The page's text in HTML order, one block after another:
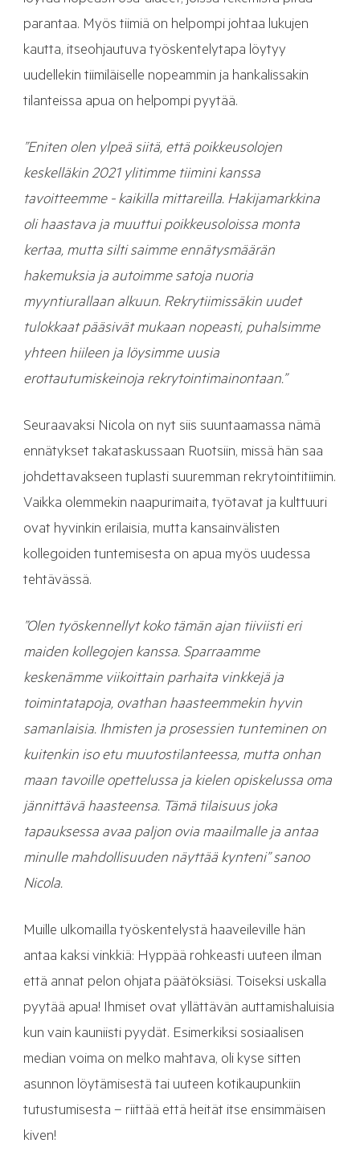
parantaa. Myös tiimiä on helpompi johtaa lukujen
kautta, itseohjautuva työskentelytapa löytyy
uudellekin tiimiläiselle nopeammin ja hankalissakin
tilanteissa apua on helpompi pyytää.
”Eniten olen ylpeä siitä, että poikkeusolojen
keskelläkin 2021 ylitimme tiimini kanssa
tavoitteemme - kaikilla mittareilla. Hakijamarkkina
oli haastava ja muuttui poikkeusoloissa monta
kertaa, mutta silti saimme ennätysmäärän
hakemuksia ja autoimme satoja nuoria
myyntiurallaan alkuun. Rekrytiimissäkin uudet
tulokkaat pääsivät mukaan nopeasti, puhalsimme
yhteen hiileen ja löysimme uusia
erottautumiskeinoja rekrytointimainontaan.”
Seuraavaksi Nicola on nyt siis suuntaamassa nämä
ennätykset takataskussaan Ruotsiin, missä hän saa
johdettavakseen tuplasti suuremman rekrytointitiimin.
Vaikka olemmekin naapurimaita, työtavat ja kulttuuri
ovat hyvinkin erilaisia, mutta kansainvälisten
kollegoiden tuntemisesta on apua myös uudessa
tehtävässä.
”Olen työskennellyt koko tämän ajan tiiviisti eri
maiden kollegojen kanssa. Sparraamme
keskenämme viikoittain parhaita vinkkejä ja
toimintatapoja, ovathan haasteemmekin hyvin
samanlaisia. Ihmisten ja prosessien tunteminen on
kuitenkin iso etu muutostilanteessa, mutta onhan
maan tavoille opettelussa ja kielen opiskelussa oma
jännittävä haasteensa. Tämä tilaisuus joka
tapauksessa avaa paljon ovia maailmalle ja antaa
minulle mahdollisuuden näyttää kynteni” sanoo
Nicola.
Muille ulkomailla työskentelystä haaveileville hän
antaa kaksi vinkkiä: Hyppää rohkeasti uuteen ilman
että annat pelon ohjata päätöksiäsi. Toiseksi uskalla
pyytää apua! Ihmiset ovat yllättävän auttamishaluisia
kun vain kauniisti pyydät. Esimerkiksi sosiaalisen
median voima on melko mahtava, oli kyse sitten
asunnon löytämisestä tai uuteen kotikaupunkiin
tutustumisesta – riittää että heität itse ensimmäisen
kiven!